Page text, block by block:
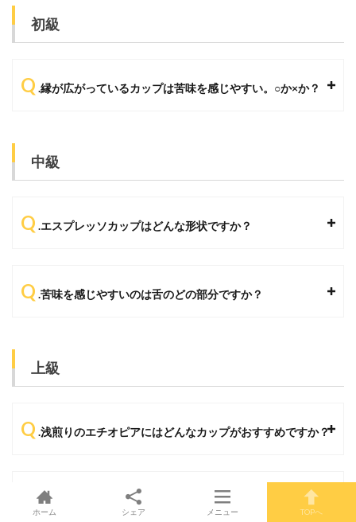
初級
Q .縁が広がっているカップは苦味を感じやすい。○か×か？
中級
Q .エスプレッソカップはどんな形状ですか？
Q .苦味を感じやすいのは舌のどの部分ですか？
上級
Q .浅煎りのエチオピアにはどんなカップがおすすめですか？
.ほどよい酸味とコクのあるコーヒーを飲みたい時にはどん
ホーム シェア メニュー TOPへ